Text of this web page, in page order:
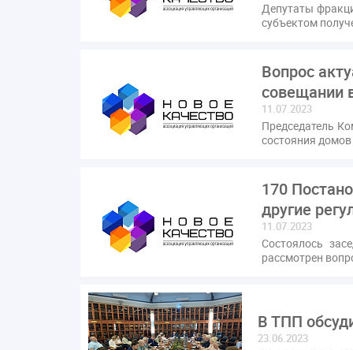
Депутаты
субъектом
Вопрос
совещании
11.07.2023
Председатель
состояния
170
другие
11.07.2023
Состоялось
рассмотрен
В ТПП
23.06.2023